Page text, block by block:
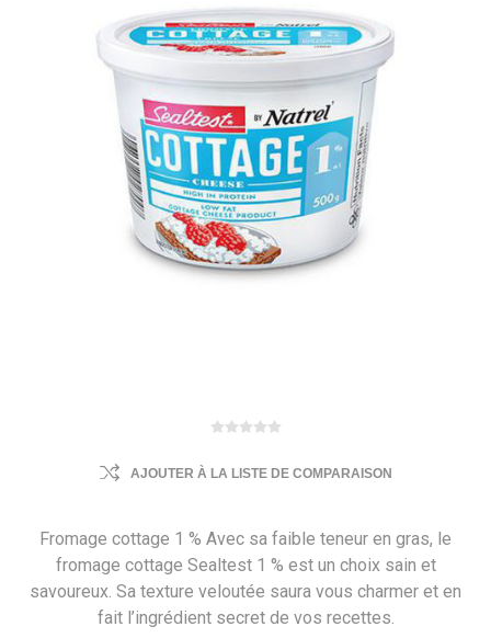
AJOUTER À LA LISTE DE COMPARAISON
Fromage cottage 1 % Avec sa faible teneur en gras, le
fromage cottage Sealtest 1 % est un choix sain et
savoureux. Sa texture veloutée saura vous charmer et en
fait l’ingrédient secret de vos recettes.